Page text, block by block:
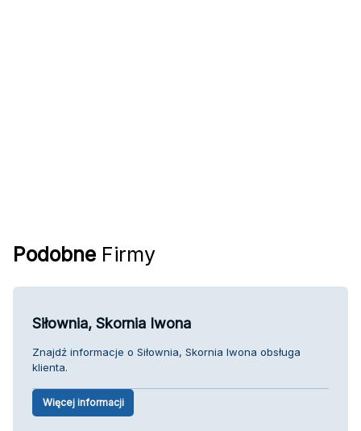
Podobne Firmy
Siłownia, Skornia Iwona
Znajdź informacje o Siłownia, Skornia Iwona obsługa
klienta.
Więcej informacji